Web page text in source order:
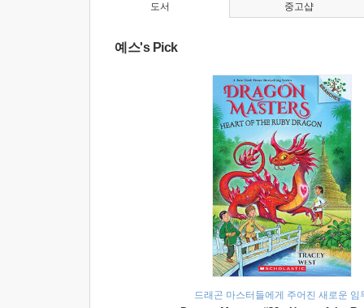
도서
예스's Pick
드래곤 마스터들에게 주어진 새로운 임
중고샵